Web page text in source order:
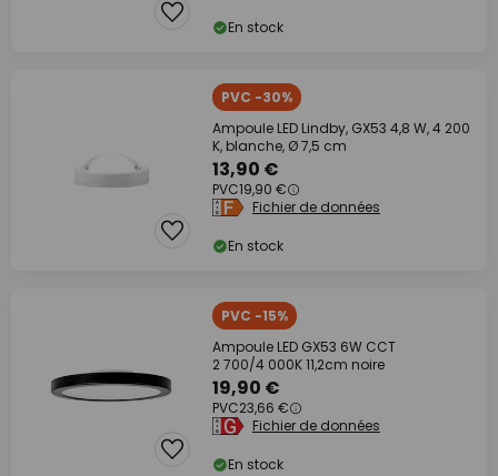
En stock
PVC -30%
Ampoule LED Lindby, GX53 4,8 W, 4 200
K, blanche, Ø 7,5 cm
13,90 €
PVC19,90 €
Fichier de données
En stock
PVC -15%
Ampoule LED GX53 6W CCT
2 700/4 000K 11,2cm noire
19,90 €
PVC23,66 €
Fichier de données
En stock